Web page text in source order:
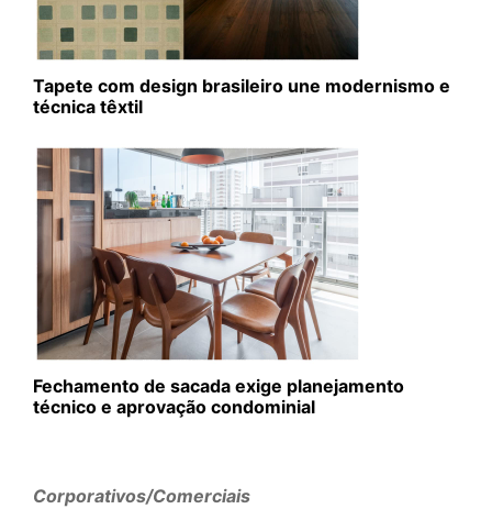
Tapete com design brasileiro une modernismo e
técnica têxtil
Fechamento de sacada exige planejamento
técnico e aprovação condominial
Corporativos/Comerciais